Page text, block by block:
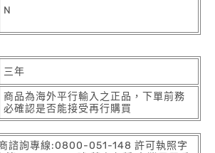
N
三年
商品為海外平行輸入之正品，下單前務
必確認是否能接受再行購買
諮詢專線:0800-051-148 許可執照字